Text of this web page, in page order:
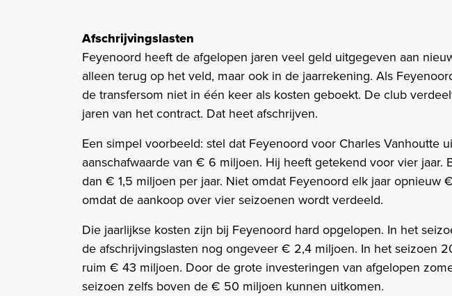
Afschrijvingslasten
Feyenoord heeft de afgelopen jaren veel geld uitgegeven aan
alleen terug op het veld, maar ook in de jaarrekening. Als
de transfersom niet in één keer als kosten geboekt. De club
jaren van het contract. Dat heet afschrijven.
Een simpel voorbeeld: stel dat Feyenoord voor Charles Vanhoutte
aanschafwaarde van € 6 miljoen. Hij heeft getekend voor vier jaar.
dan € 1,5 miljoen per jaar. Niet omdat Feyenoord elk jaar opnieuw
omdat de aankoop over vier seizoenen wordt verdeeld.
Die jaarlijkse kosten zijn bij Feyenoord hard opgelopen. In het
de afschrijvingslasten nog ongeveer € 2,4 miljoen. In het seizoen
ruim € 43 miljoen. Door de grote investeringen van afgelopen
seizoen zelfs boven de € 50 miljoen kunnen uitkomen.